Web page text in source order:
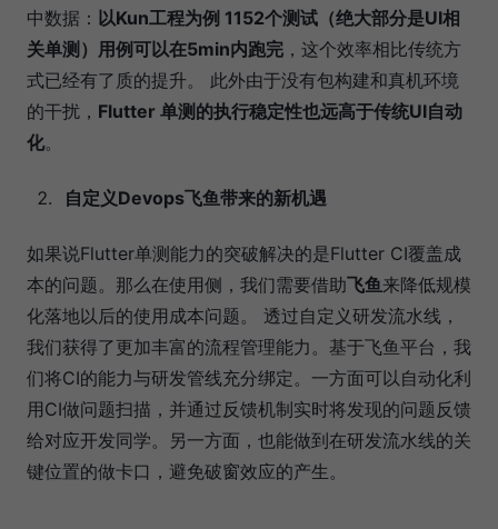
中数据： 以Kun工程为例 1152个测试（绝大部分是UI相
关单测）用例可以在5min内跑完 ，这个效率相比传统方
式已经有了质的提升。 此外由于没有包构建和真机环境
的干扰， Flutter 单测的执行稳定性也远高于传统UI自动
化。
自定义Devops飞鱼带来的新机遇
如果说Flutter单测能力的突破解决的是Flutter CI覆盖成
本的问题。那么在使用侧，我们需要借助飞鱼来降低规模
化落地以后的使用成本问题。 透过自定义研发流水线，
我们获得了更加丰富的流程管理能力。基于飞鱼平台，我
们将CI的能力与研发管线充分绑定。一方面可以自动化利
用CI做问题扫描，并通过反馈机制实时将发现的问题反馈
给对应开发同学。另一方面，也能做到在研发流水线的关
键位置的做卡口，避免破窗效应的产生。